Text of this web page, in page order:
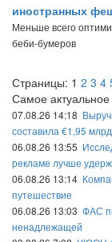
иностранных
Меньше всего
беби-бумеров
Страницы: 1 2 3 4
Самое актуальное
07.08.26 14:18
составила €1,95 млрд
06.08.26 13:55
рекламе лучше
06.08.26 13:14
путешествие
06.08.26 13:03 ФАС
ненадлежащей